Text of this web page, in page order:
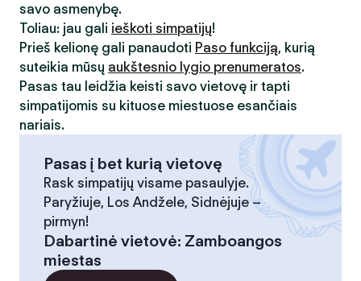
savo asmenybę.
Toliau: jau gali ieškoti simpatijų!
Prieš kelionę gali panaudoti Paso funkciją, kurią
suteikia mūsų aukštesnio lygio prenumeratos.
Pasas tau leidžia keisti savo vietovę ir tapti
simpatijomis su kituose miestuose esančiais
nariais.
Pasas į bet kurią vietovę
Rask simpatijų visame pasaulyje.
Paryžiuje, Los Andžele, Sidnėjuje –
pirmyn!
Dabartinė vietovė: Zamboangos
miestas